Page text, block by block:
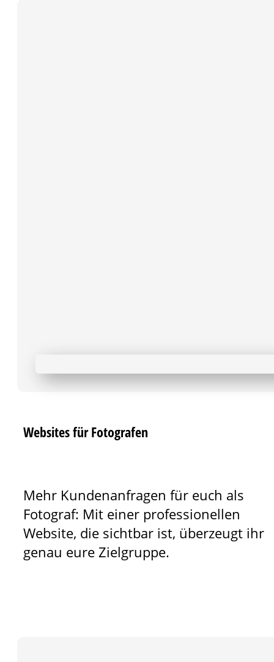
Websites für Fotografen
Mehr Kundenanfragen für euch als
Fotograf: Mit einer professionellen
Website, die sichtbar ist, überzeugt ihr
genau eure Zielgruppe.